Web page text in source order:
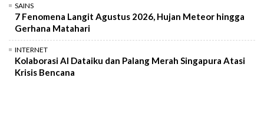
SAINS
7 Fenomena Langit Agustus 2026, Hujan Meteor hingga
Gerhana Matahari
INTERNET
Kolaborasi AI Dataiku dan Palang Merah Singapura Atasi
Krisis Bencana